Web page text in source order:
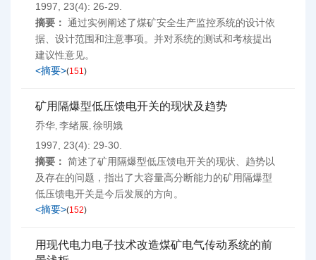
1997, 23(4): 26-29.
摘要： 通过实例阐述了煤矿安全生产监控系统的设计依
据、设计范围和注意事项。并对系统的测试和考核提出
建议性意见。
<摘要>(151)
矿用隔爆型低压馈电开关的现状及趋势
乔华, 李绪展, 徐明娥
1997, 23(4): 29-30.
摘要： 简述了矿用隔爆型低压馈电开关的现状、趋势以
及存在的问题，指出了大容量高分断能力的矿用隔爆型
低压馈电开关是今后发展的方向。
<摘要>(152)
用现代电力电子技术改造煤矿电气传动系统的前